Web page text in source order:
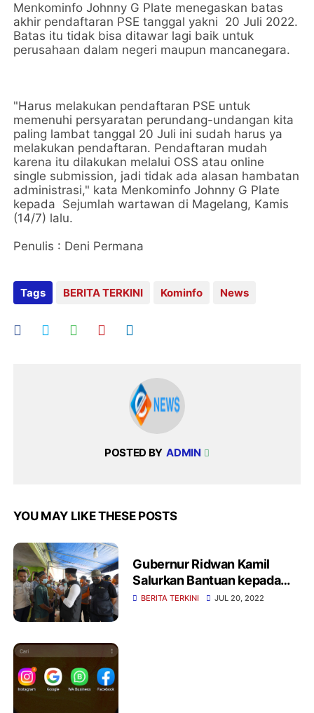
Menkominfo Johnny G Plate menegaskan batas
akhir pendaftaran PSE tanggal yakni 20 Juli 2022.
Batas itu tidak bisa ditawar lagi baik untuk
perusahaan dalam negeri maupun mancanegara.
"Harus melakukan pendaftaran PSE untuk
memenuhi persyaratan perundang-undangan kita
paling lambat tanggal 20 Juli ini sudah harus ya
melakukan pendaftaran. Pendaftaran mudah
karena itu dilakukan melalui OSS atau online
single submission, jadi tidak ada alasan hambatan
administrasi," kata Menkominfo Johnny G Plate
kepada Sejumlah wartawan di Magelang, Kamis
(14/7) lalu.
Penulis : Deni Permana
Tags BERITA TERKINI Kominfo News
POSTED BY ADMIN
YOU MAY LIKE THESE POSTS
Gubernur Ridwan Kamil
Salurkan Bantuan kepada
Warga Bogor Terdampak
BERITA TERKINI JUL 20, 2022